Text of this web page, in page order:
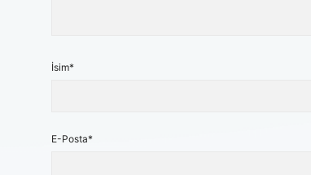
İsim*
E-Posta*